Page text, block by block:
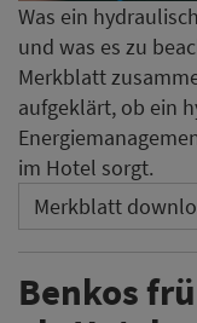
Was ein
und was es zu
Merkblatt
aufgeklärt, ob ein
im Hotel sorgt.
Merkblatt
Benkos